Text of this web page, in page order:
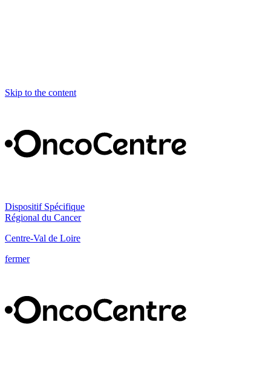
Skip to the content
Dispositif Spécifique
Régional du Cancer
Centre-Val de Loire
fermer